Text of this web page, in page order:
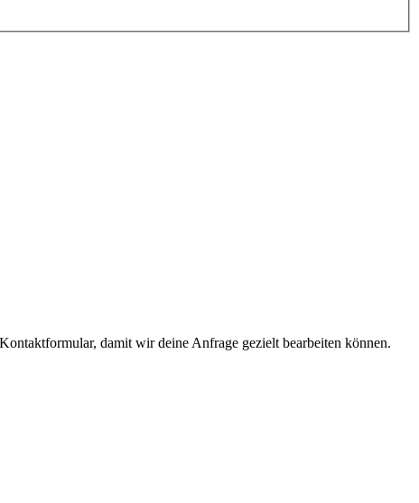
damit wir deine Anfrage gezielt bearbeiten können.